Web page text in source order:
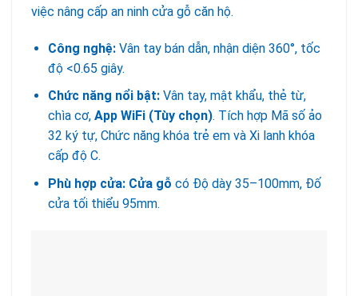
việc nâng cấp an ninh cửa gỗ căn hộ.
Công nghệ:Vân tay bán dẫn, nhận diện 360°, tốc
độ <0.65 giây.
Chức năng nổi bật:Vân tay, mật khẩu, thẻ từ,
chìa cơ, App WiFi (Tùy chọn). Tích hợp Mã số ảo
32 ký tự, Chức năng khóa trẻ em và Xi lanh khóa
cấp độ C.
Phù hợp cửa: Cửa gỗ có Độ dày 35–100mm, Đố
cửa tối thiểu 95mm.